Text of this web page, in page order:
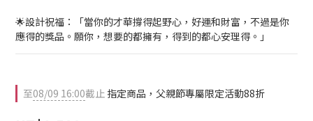
🌟設計祝福：「當你的才華撐得起野心，好運和財富，不過是你
應得的獎品。願你，想要的都擁有，得到的都心安理得。」
至08/09 16:00截止 指定商品，父親節專屬限定活動88折